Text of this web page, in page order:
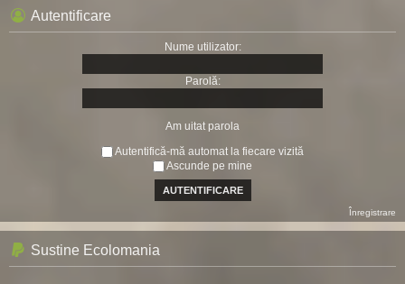
Autentificare
Nume utilizator:
Parolă:
Am uitat parola
Autentifică-mă automat la fiecare vizită
Ascunde pe mine
Înregistrare
Sustine Ecolomania